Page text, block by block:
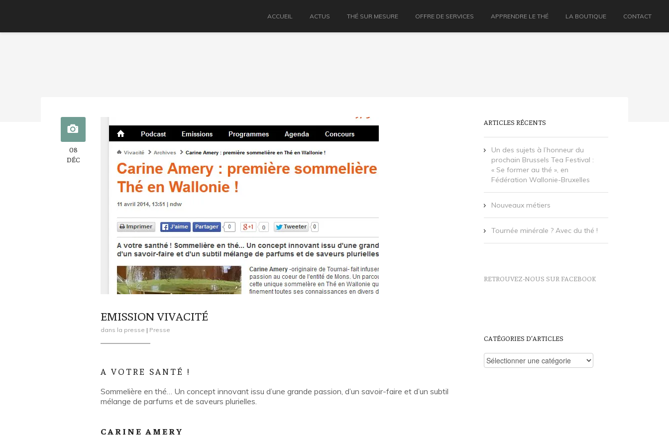
ACCUEIL ACTUS THÉ SUR MESURE OFFRE DE SERVICES APPRENDRE LE THÉ LA BOUTIQUE CONTACT
08
DÉC
EMISSION VIVACITÉ
dans la presse | Presse
A VOTRE SANTÉ !
Sommelière en thé… Un concept innovant issu d’une grande passion, d’un savoir-faire et d’un subtil
mélange de parfums et de saveurs plurielles.
CARINE AMERY
ARTICLES RÉCENTS
Un des sujets à l’honneur du
prochain Brussels Tea Festival :
« Se former au thé », en
Fédération Wallonie-Bruxelles
Nouveaux métiers
Tournée minérale ? Avec du thé !
RETROUVEZ-NOUS SUR FACEBOOK
CATÉGORIES D’ARTICLES
Catégories
d’articles